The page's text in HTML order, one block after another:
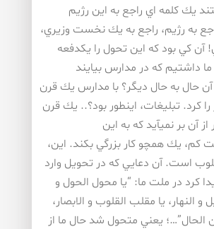
يك كلمه اي راجع به اين رژيم
به رژيم، راجع به يك نخست وزيري،
آن كي بود كه اين تحول را يكدفعه
داشتيم كه در مدارس بيايند
آن حال به حال ديگر؟ با مدارس يك قرن
كرد. تبليغات، اينطور بود؟.. يك قرن
آن بر نميآيد كه به اين
كم، يك همچو كار بزرگي بكند. اين،
است. آن دعايي كه در تحويل وارد
كرد در ملت ما: “يا محول الحول و
و النهار، يا مقلب القلوب و الابصار،
الحال”…؛ يعني متحول شد حال ما از